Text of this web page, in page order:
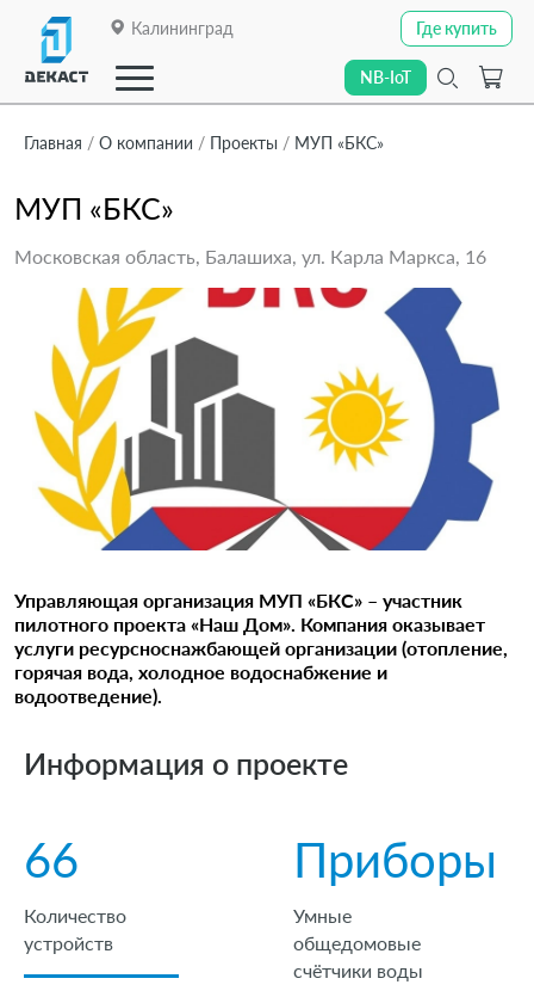
Калининград
Где купить
Где купить
NB-IoT
NB-IoT
О компании
Каталог
Линейки приборов
Отраслевые решения
Технологии передачи данных
Специалистам
Программное обеспечение
NB-IoT
Сервис и поддержка
Работа в компании
Закрыть
О компании
Каталог
Линейки приборов
Отраслевые решения
Технологии передачи данных
Дилерам
Специалистам
Программное обеспечение
NB-IoT
Документация
Работа в компании
Контакты
Главная О компании Проекты МУП «БКС»
МУП «БКС»
Московская область, Балашиха, ул. Карла Маркса, 16
Управляющая организация МУП «БКС» – участник
пилотного проекта «Наш Дом». Компания оказывает
услуги ресурсноснажбающей организации (отопление,
горячая вода, холодное водоснабжение и
водоотведение).
Информация о проекте
66
Количество
устройств
Приборы
Умные
общедомовые
счётчики воды